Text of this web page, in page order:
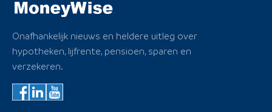
Onafhankelijk nieuws en heldere uitleg over
hypotheken, lijfrente, pensioen, sparen en
verzekeren.